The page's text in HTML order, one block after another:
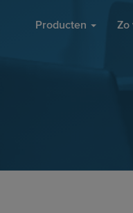
Producten Zo